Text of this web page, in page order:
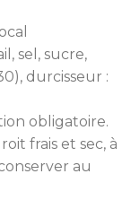
sel, sucre,
durcisseur :
obligatoire.
frais et sec, à
au